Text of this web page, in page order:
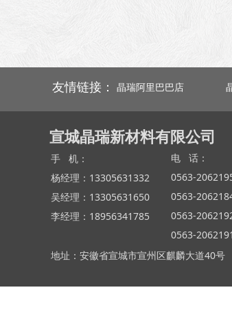
电 话：
0563-
0563-
0563-
0563-2062191
手 机：
杨经理：13305631332
吴经理：13305631650
李经理：18956341785
宣城晶瑞新材料有限公司
友情链接： 晶瑞阿里巴巴店
地址：安徽省宣城市宣州区麒麟大道40号